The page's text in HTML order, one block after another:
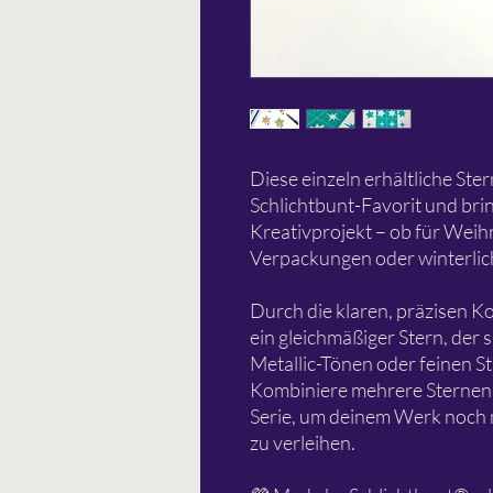
Diese einzeln erhältliche
Schlichtbunt-Favorit und
Kreativprojekt – ob für
Verpackungen oder
Durch die klaren, präzisen
ein gleichmäßiger Stern, der
Metallic-Tönen oder feinen
Kombiniere mehrere
Serie, um deinem Werk
zu verleihen.